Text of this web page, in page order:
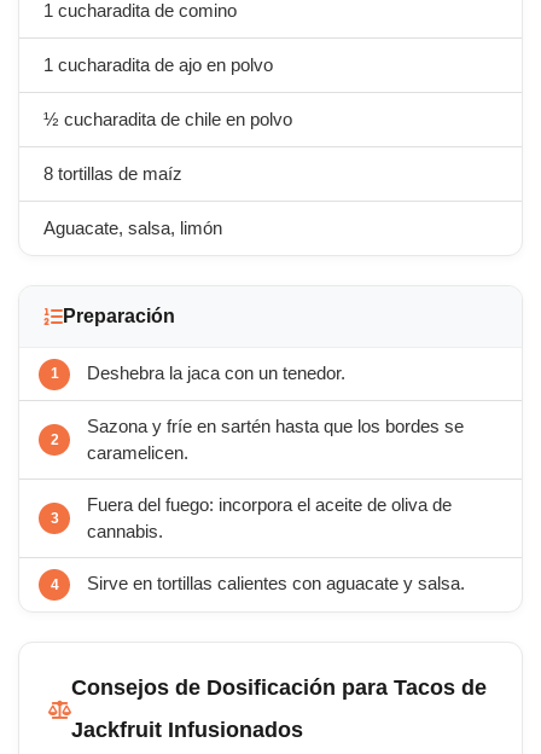
1 cucharadita de comino
1 cucharadita de ajo en polvo
½ cucharadita de chile en polvo
8 tortillas de maíz
Aguacate, salsa, limón
Preparación
Deshebra la jaca con un tenedor.
Sazona y fríe en sartén hasta que los bordes se
caramelicen.
Fuera del fuego: incorpora el aceite de oliva de
cannabis.
Sirve en tortillas calientes con aguacate y salsa.
Consejos de Dosificación para Tacos de
Jackfruit Infusionados